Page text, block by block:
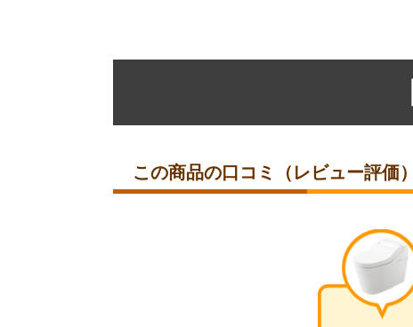
この商品の口コミ（レビュー評価）